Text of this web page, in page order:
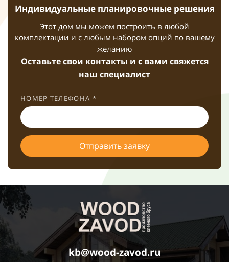
Индивидуальные планировочные решения
Этот дом мы можем построить в любой
комплектации и с любым набором опций по вашему
желанию
Оставьте свои контакты и с вами свяжется
наш специалист
НОМЕР ТЕЛЕФОНА *
Отправить заявку
kb@wood-zavod.ru